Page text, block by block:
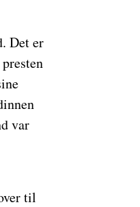
Det er
var
til